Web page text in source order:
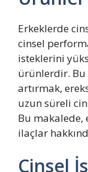
Erkeklerde
cinsel
isteklerini
ürünlerdir. Bu
artırmak,
uzun süreli
Bu makalede,
ilaçlar
Cinsel